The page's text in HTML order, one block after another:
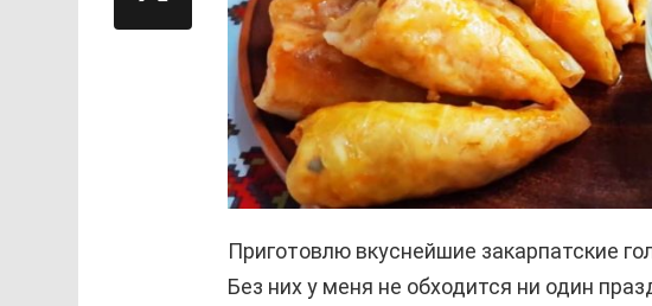
Приготовлю вкуснейшие закарпатские
Без них у меня не обходится ни один